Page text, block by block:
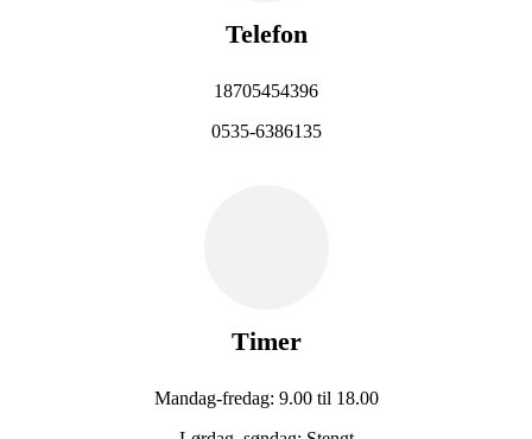
Telefon
18705454396
0535-6386135
Timer
Mandag-fredag: 9.00 til 18.00